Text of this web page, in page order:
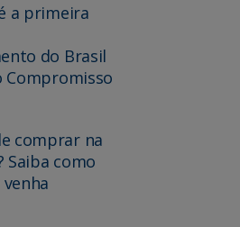
a primeira
do Brasil
Compromisso
comprar na
Saiba como